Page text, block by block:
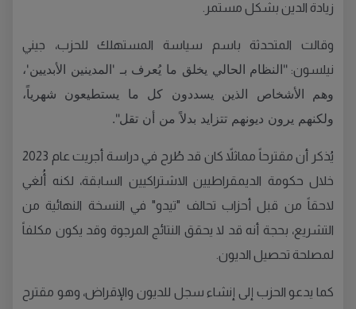
زيادة الدين بشكل مستمر.
وقالت المتحدثة باسم سياسة المستهلك للحزب، جيني
نيلسون: "النظام الحالي يخلق ما يُعرف بـ 'المدينين الأبديين'،
وهم الأشخاص الذين يسددون كل ما يستطيعون شهرياً،
ولكنهم يرون ديونهم تتزايد بدلاً من أن تقل".
يُذكر أن مقترحاً مماثلاً كان قد طُرح في دراسة أجريت عام 2023
خلال حكومة الديمقراطيين الاشتراكيين السابقة، لكنه أُلغي
لاحقاً من قبل أحزاب تحالف "تيدو" في النسخة النهائية من
التشريع، بحجة أنه قد لا يحقق النتائج المرجوة وقد يكون مكلفاً
لمصلحة تحصيل الديون.
كما يدعو الحزب إلى إنشاء سجل للديون والإقراض، وهو مقترح